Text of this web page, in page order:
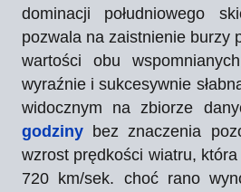
dominacji południowego
pozwala na zaistnienie burzy
wartości obu
wyraźnie i sukcesywnie
widocznym na zbiorze
godziny bez znaczenia
wzrost prędkości wiatru,
720 km/sek. choć rano